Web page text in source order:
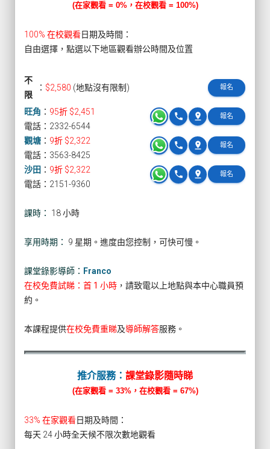
(在家觀看 = 0%，在校觀看 = 100%)
100% 在校觀看日期及時間：
自由選擇，點選以下地區觀看辦公時間及位置
不
限
： $2,580 (地點沒有限制) 報名
旺角 ： 95折 $2,451 報名
pin_drop
phone
電話：2332-6544
觀塘 ： 9折 $2,322 報名
pin_drop
phone
電話：3563-8425
沙田 ： 9折 $2,322 報名
pin_drop
phone
電話：2151-9360
課時： 18 小時
享用時期： 9 星期。進度由您控制，可快可慢。
課堂錄影導師： Franco
在校免費試睇：首 1 小時 ，請致電以上地點與本中心職員預
約。
本課程提供在校免費重睇及導師解答服務。
推介服務： 課堂錄影隨時睇
(在家觀看 = 33%，在校觀看 = 67%)
33% 在家觀看日期及時間：
每天 24 小時全天候不限次數地觀看